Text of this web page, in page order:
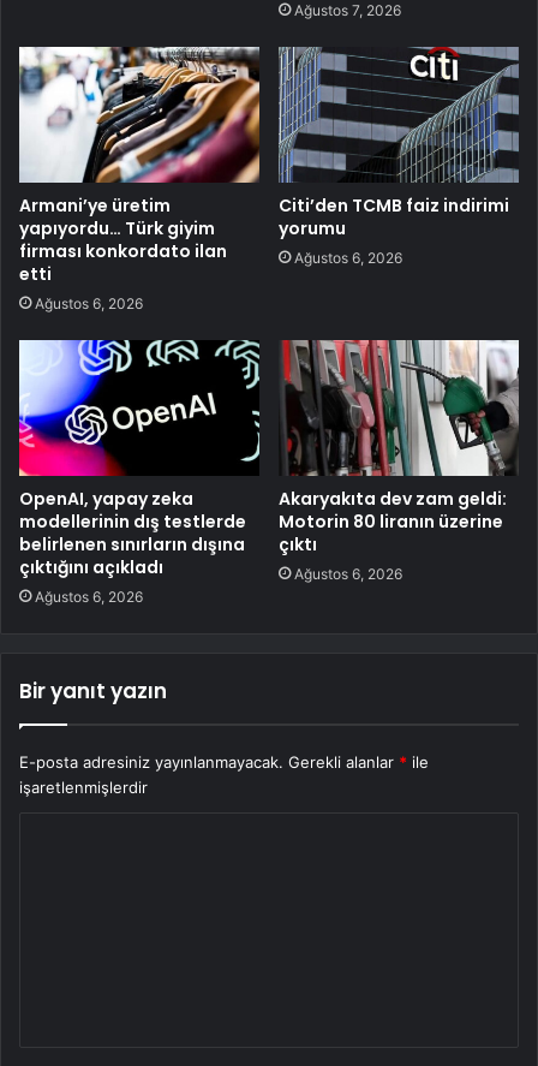
Ağustos 7, 2026
Armani’ye üretim
yapıyordu… Türk giyim
firması konkordato ilan
etti
Ağustos 6, 2026
Citi’den TCMB faiz indirimi
yorumu
Ağustos 6, 2026
OpenAI, yapay zeka
modellerinin dış testlerde
belirlenen sınırların dışına
çıktığını açıkladı
Ağustos 6, 2026
Akaryakıta dev zam geldi:
Motorin 80 liranın üzerine
çıktı
Ağustos 6, 2026
Bir yanıt yazın
E-posta adresiniz yayınlanmayacak. Gerekli alanlar * ile
işaretlenmişlerdir